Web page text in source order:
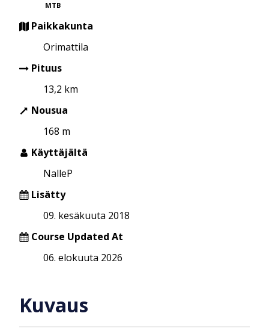
MTB
Paikkakunta
Orimattila
Pituus
13,2 km
Nousua
168 m
Käyttäjältä
NalleP
Lisätty
09. kesäkuuta 2018
Course Updated At
06. elokuuta 2026
Kuvaus